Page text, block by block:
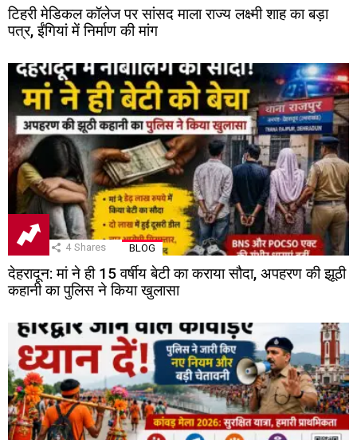
टिहरी मेडिकल कॉलेज पर सांसद माला राज्य लक्ष्मी शाह का बड़ा
पत्र, ईंगियां में निर्माण की मांग
4 Shares BLOG
देहरादून: मां ने ही 15 वर्षीय बेटी का कराया सौदा, अपहरण की झूठी
कहानी का पुलिस ने किया खुलासा